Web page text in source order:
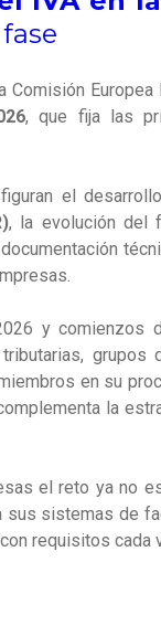
Comisión
, que fija las
el
, la evolución del
y comienzos
grupos
en su
la
el reto ya no
sus sistemas de
requisitos